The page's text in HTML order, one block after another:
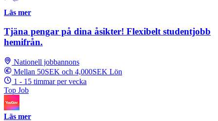
Läs mer
Tjäna pengar på dina åsikter! Flexibelt studentjobb
hemifrån.
Nationell jobbannons
Mellan 50SEK och 4,000SEK Lön
1 - 15 timmar per vecka
Top Job
Läs mer